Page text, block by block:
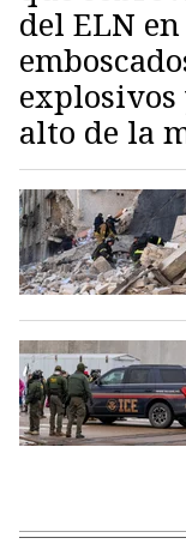
del ELN
explosivos
alto de la